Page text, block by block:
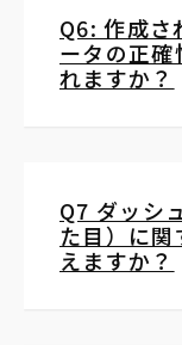
Q6: 作成さ
ータの正確
れますか？
Q7 ダッシ
た目）に関
えますか？